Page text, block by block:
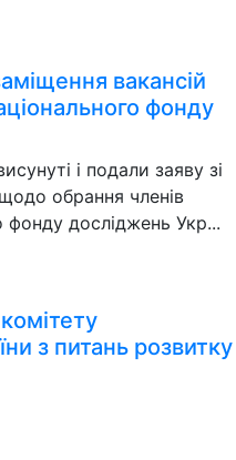
вакансій
фонду
і подали заяву зі
обрання членів
фонду досліджень Укр...
з питань розвитку